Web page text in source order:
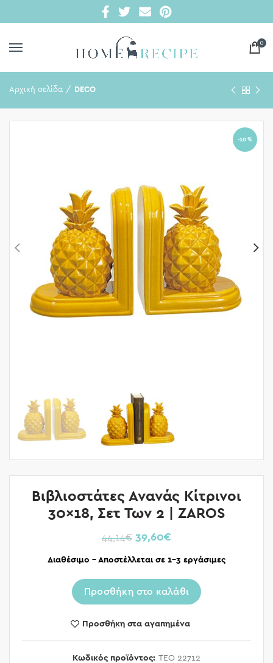
0
Αρχική σελίδα DECO
-10%
Βιβλιοστάτες Ανανάς Κίτρινοι
30×18, Σετ Των 2 | ZAROS
44,14€ 39,60€
Διαθέσιμο – Αποστέλλεται σε 1-3 εργάσιμες
Προσθήκη στο καλάθι
Προσθήκη στα αγαπημένα
Κωδικός προϊόντος: TEO 22712